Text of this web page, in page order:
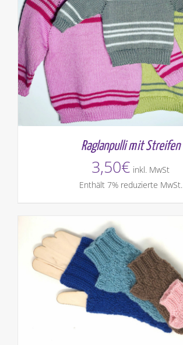
Raglanpulli mit Streifen
3,50€ inkl. MwSt
Enthält 7% reduzierte MwSt.